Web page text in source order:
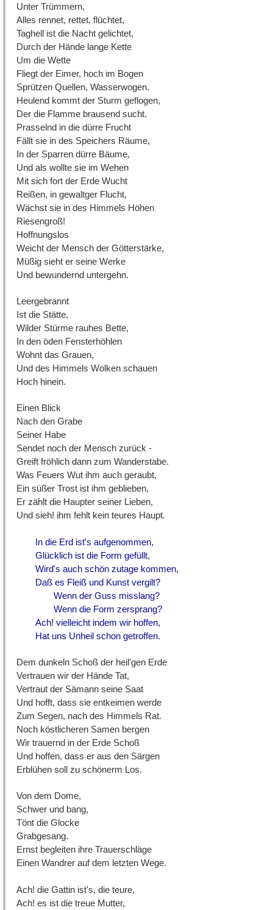
Unter Trümmern,
Alles rennet, rettet, flüchtet,
Taghell ist die Nacht gelichtet,
Durch der Hände lange Kette
Um die Wette
Fliegt der Eimer, hoch im Bogen
Sprützen Quellen, Wasserwogen.
Heulend kommt der Sturm geflogen,
Der die Flamme brausend sucht.
Prasselnd in die dürre Frucht
Fällt sie in des Speichers Räume,
In der Sparren dürre Bäume,
Und als wollte sie im Wehen
Mit sich fort der Erde Wucht
Reißen, in gewaltger Flucht,
Wächst sie in des Himmels Höhen
Riesengroß!
Hoffnungslos
Weicht der Mensch der Götterstärke,
Müßig sieht er seine Werke
Und bewundernd untergehn.
Leergebrannt
Ist die Stätte,
Wilder Stürme rauhes Bette,
In den öden Fensterhöhlen
Wohnt das Grauen,
Und des Himmels Wolken schauen
Hoch hinein.
Einen Blick
Nach den Grabe
Seiner Habe
Sendet noch der Mensch zurück -
Greift fröhlich dann zum Wanderstabe.
Was Feuers Wut ihm auch geraubt,
Ein süßer Trost ist ihm geblieben,
Er zählt die Haupter seiner Lieben,
Und sieh! ihm fehlt kein teures Haupt.
In die Erd ist's aufgenommen,
Glücklich ist die Form gefüllt,
Wird's auch schön zutage kommen,
Daß es Fleiß und Kunst vergilt?
Wenn der Guss misslang?
Wenn die Form zersprang?
Ach! vielleicht indem wir hoffen,
Hat uns Unheil schon getroffen.
Dem dunkeln Schoß der heil'gen Erde
Vertrauen wir der Hände Tat,
Vertraut der Sämann seine Saat
Und hofft, dass sie entkeimen werde
Zum Segen, nach des Himmels Rat.
Noch köstlicheren Samen bergen
Wir trauernd in der Erde Schoß
Und hoffen, dass er aus den Särgen
Erblühen soll zu schönerm Los.
Von dem Dome,
Schwer und bang,
Tönt die Glocke
Grabgesang.
Ernst begleiten ihre Trauerschläge
Einen Wandrer auf dem letzten Wege.
Ach! die Gattin ist's, die teure,
Ach! es ist die treue Mutter,